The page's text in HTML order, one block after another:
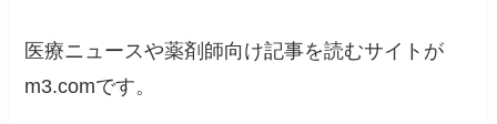
医療ニュースや薬剤師向け記事を読むサイトが
m3.comです。